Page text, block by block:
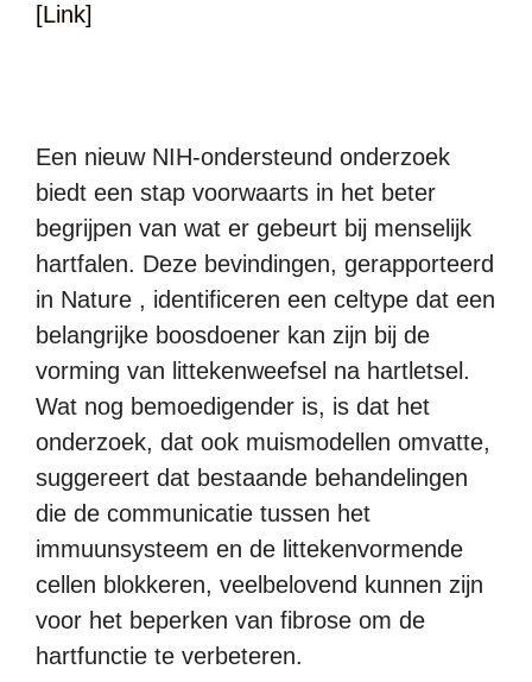
[Link]
Een nieuw NIH-ondersteund onderzoek
biedt een stap voorwaarts in het beter
begrijpen van wat er gebeurt bij menselijk
hartfalen. Deze bevindingen, gerapporteerd
in Nature , identificeren een celtype dat een
belangrijke boosdoener kan zijn bij de
vorming van littekenweefsel na hartletsel.
Wat nog bemoedigender is, is dat het
onderzoek, dat ook muismodellen omvatte,
suggereert dat bestaande behandelingen
die de communicatie tussen het
immuunsysteem en de littekenvormende
cellen blokkeren, veelbelovend kunnen zijn
voor het beperken van fibrose om de
hartfunctie te verbeteren.